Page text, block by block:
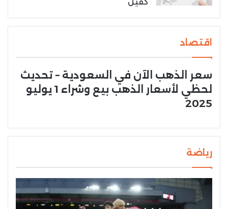
اقتصاد
سعر الذهب الآن في السعودية – تحديث
لحظي لأسعار الذهب بيع وشراء 1 يوليو
2025
رياضة